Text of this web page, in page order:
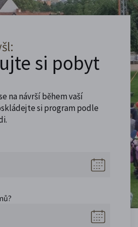
si pobyt
na návrší během vaší
si program podle